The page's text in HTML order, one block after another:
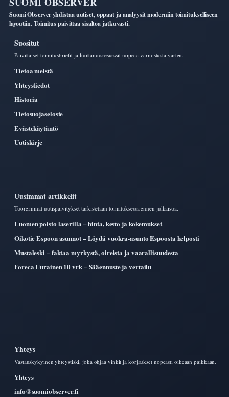
Suomi Observer yhdistaa uutiset, oppaat ja analyysit moderniin toimitukselliseen
layoutiin. Toimitus paivittaa sisaltoa jatkuvasti.
Suositut
Paivittaiset toimitusbriefit ja luottamusresurssit nopeaa varmistusta varten.
Tietoa meistä
Yhteystiedot
Historia
Tietosuojaseloste
Evästekäytäntö
Uutiskirje
Uusimmat artikkelit
Tuoreimmat uutispaivitykset tarkistetaan toimituksessa ennen julkaisua.
Luomen poisto laserilla – hinta, kesto ja kokemukset
Oikotie Espoon asunnot – Löydä vuokra-asunto Espoosta helposti
Mustaleski – faktaa myrkystä, oireista ja vaarallisuudesta
Foreca Uurainen 10 vrk – Sääennuste ja vertailu
Yhteys
Vastauskykyinen yhteystiski, joka ohjaa vinkit ja korjaukset nopeasti oikeaan paikkaan.
Yhteys
info@suomiobserver.fi